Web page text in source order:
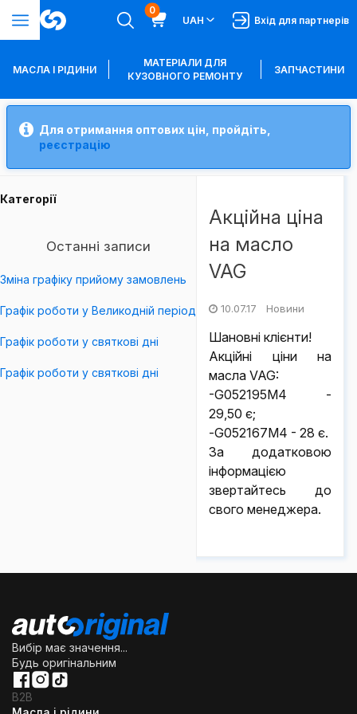
0
UAH
Вхід для партнерів
МАСЛА І РІДИНИ
МАТЕРІАЛИ ДЛЯ
КУЗОВНОГО РЕМОНТУ
ЗАПЧАСТИНИ
Для отримання оптових цін, пройдіть,
реєстрацію
Категорії
Останні записи
Зміна графіку прийому замовлень
Графік роботи у Великодній період
Графік роботи у святкові дні
Графік роботи у святкові дні
Акційна ціна
на масло
VAG
10.07.17 Новини
Шановні клієнти!
Акційні ціни на
масла VAG:
-G052195M4 -
29,50 є;
-G052167M4 - 28 є.
За додатковою
інформацією
звертайтесь до
свого менеджера.
Вибір має значення...
Будь оригінальним
B2B